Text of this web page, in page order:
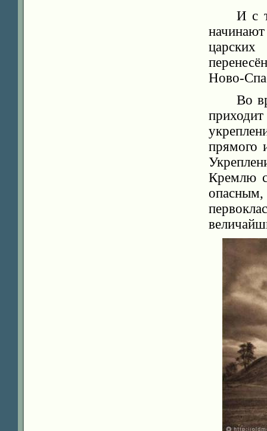
И с
Ново-
Во
прямого
Кремлю с